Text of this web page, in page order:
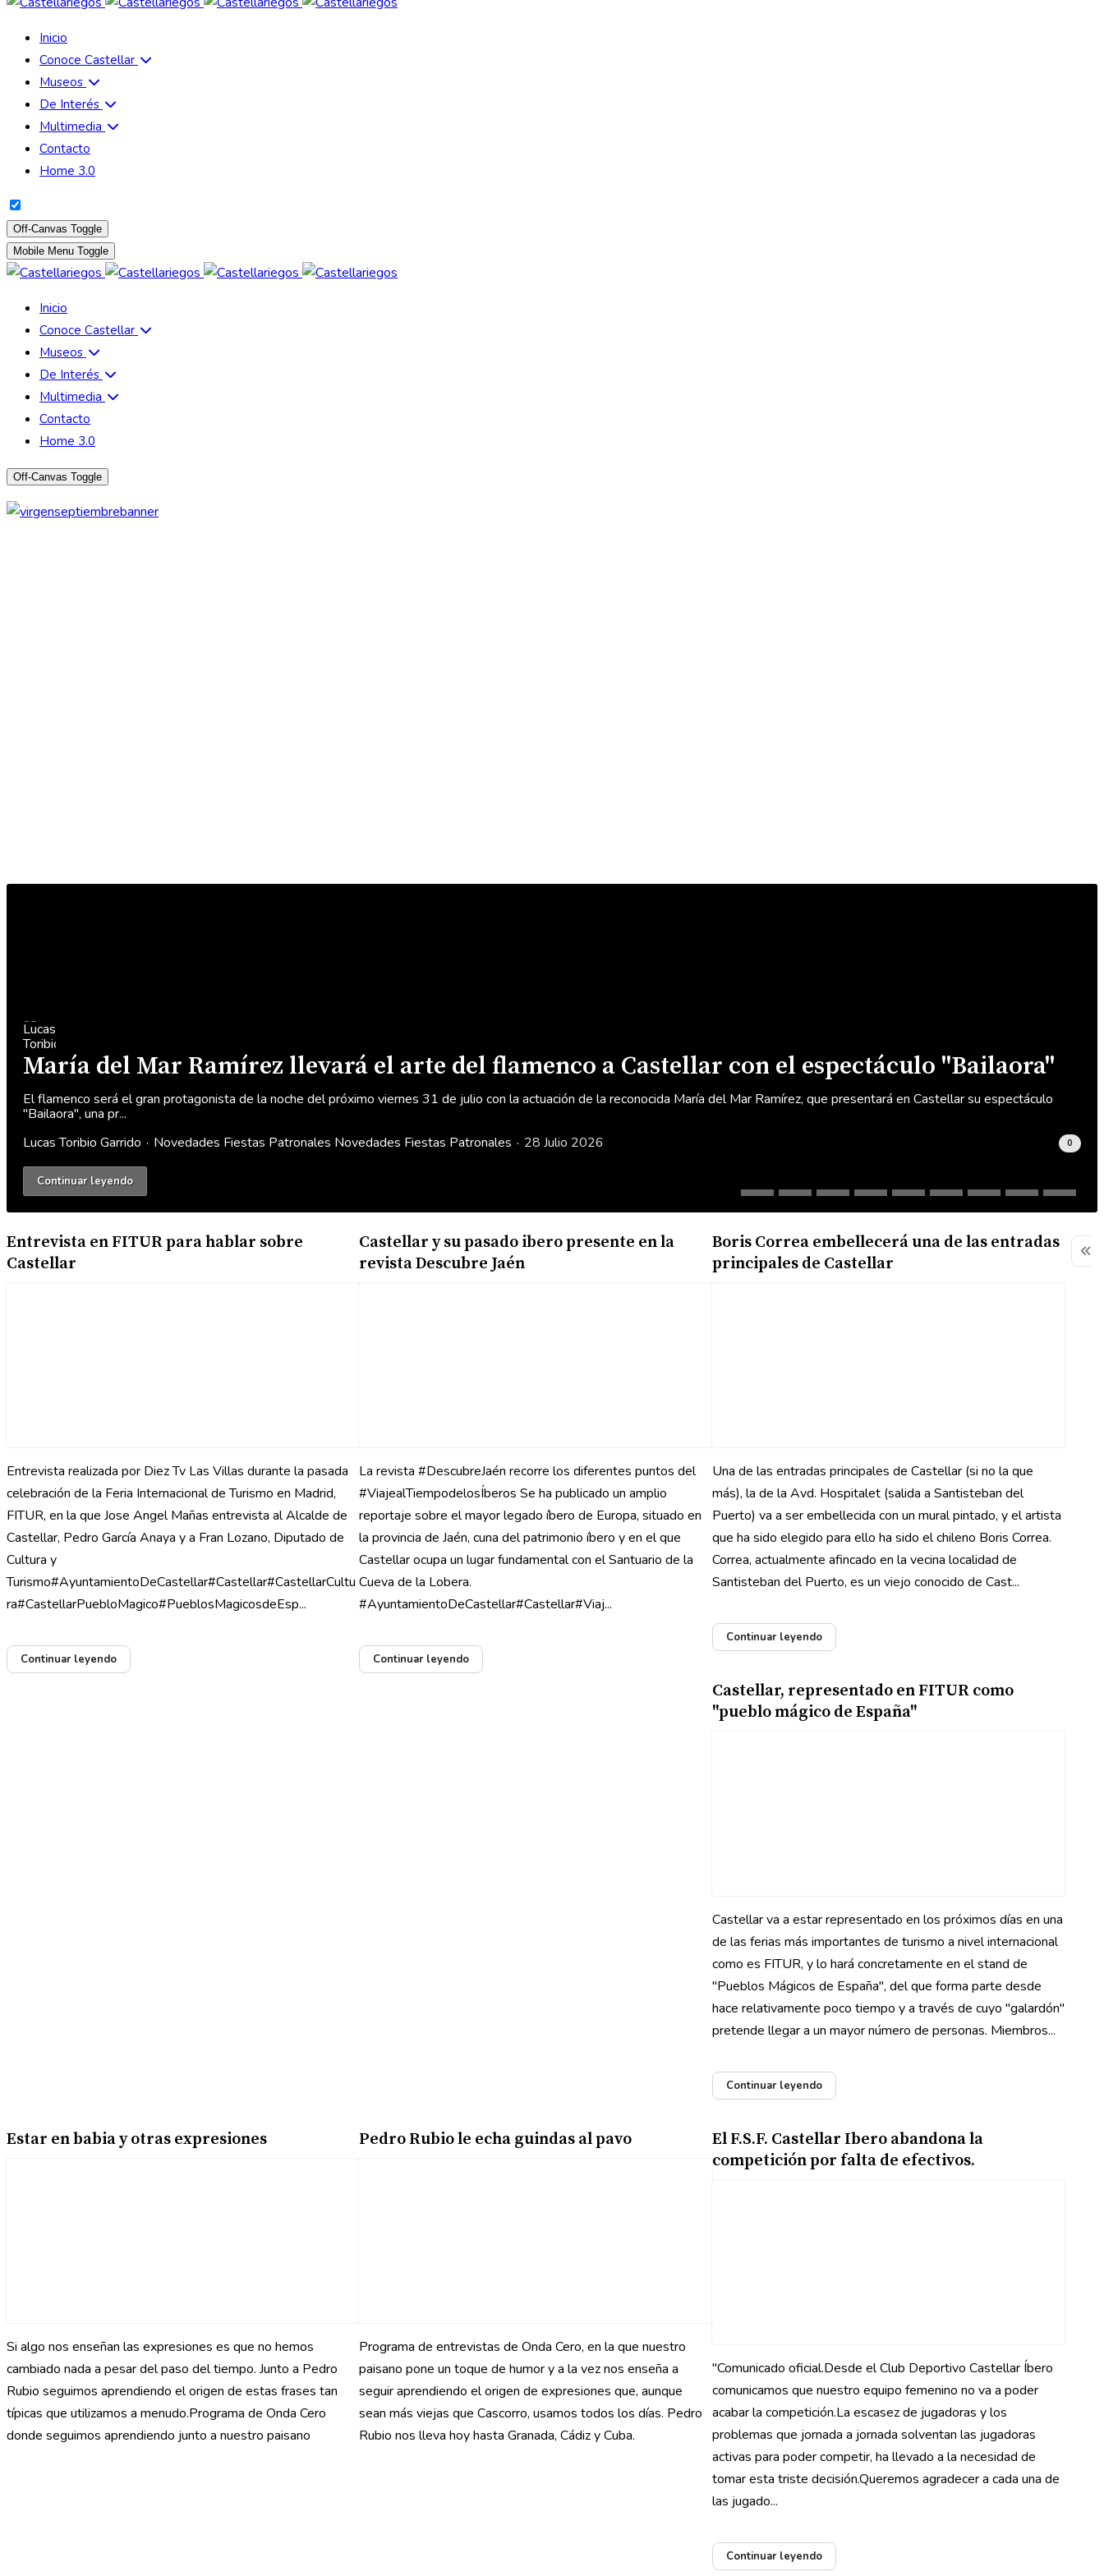
Inicio
Conoce Castellar
Museos
De Interés
Multimedia
Contacto
Home 3.0
Off-Canvas Toggle
Mobile Menu Toggle
Inicio
Conoce Castellar
Museos
De Interés
Multimedia
Contacto
Home 3.0
Off-Canvas Toggle
María del Mar Ramírez llevará el arte del flamenco a Castellar con el espectáculo "Bailaora"
El flamenco será el gran protagonista de la noche del próximo viernes 31 de julio con la actuación de la reconocida María del Mar Ramírez, que presentará en Castellar su espectáculo
"Bailaora", una pr...
Lucas Toribio Garrido
Novedades Fiestas Patronales Novedades Fiestas Patronales 28 Julio 2026 0
Continuar leyendo
Entrevista en FITUR para hablar sobre
Castellar
Entrevista realizada por Diez Tv Las Villas durante la pasada
celebración de la Feria Internacional de Turismo en Madrid,
FITUR, en la que Jose Angel Mañas entrevista al Alcalde de
Castellar, Pedro García Anaya y a Fran Lozano, Diputado de
Cultura y
Turismo#AyuntamientoDeCastellar#Castellar#CastellarCultu
ra#CastellarPuebloMagico#PueblosMagicosdeEsp...
Continuar leyendo
Castellar y su pasado ibero presente en la
revista Descubre Jaén
La revista #DescubreJaén recorre los diferentes puntos del
#ViajealTiempodelosÍberos Se ha publicado un amplio
reportaje sobre el mayor legado íbero de Europa, situado en
la provincia de Jaén, cuna del patrimonio íbero y en el que
Castellar ocupa un lugar fundamental con el Santuario de la
Cueva de la Lobera.
#AyuntamientoDeCastellar#Castellar#Viaj...
Continuar leyendo
Boris Correa embellecerá una de las entradas
principales de Castellar
Una de las entradas principales de Castellar (si no la que
más), la de la Avd. Hospitalet (salida a Santisteban del
Puerto) va a ser embellecida con un mural pintado, y el artista
que ha sido elegido para ello ha sido el chileno Boris Correa.
Correa, actualmente afincado en la vecina localidad de
Santisteban del Puerto, es un viejo conocido de Cast...
Continuar leyendo
Castellar, representado en FITUR como
"pueblo mágico de España"
Castellar va a estar representado en los próximos días en una
de las ferias más importantes de turismo a nivel internacional
como es FITUR, y lo hará concretamente en el stand de
"Pueblos Mágicos de España", del que forma parte desde
hace relativamente poco tiempo y a través de cuyo "galardón"
pretende llegar a un mayor número de personas. Miembros...
Continuar leyendo
Estar en babia y otras expresiones
Si algo nos enseñan las expresiones es que no hemos
cambiado nada a pesar del paso del tiempo. Junto a Pedro
Rubio seguimos aprendiendo el origen de estas frases tan
típicas que utilizamos a menudo.Programa de Onda Cero
donde seguimos aprendiendo junto a nuestro paisano
Pedro Rubio le echa guindas al pavo
Programa de entrevistas de Onda Cero, en la que nuestro
paisano pone un toque de humor y a la vez nos enseña a
seguir aprendiendo el origen de expresiones que, aunque
sean más viejas que Cascorro, usamos todos los días. Pedro
Rubio nos lleva hoy hasta Granada, Cádiz y Cuba.
El F.S.F. Castellar Ibero abandona la
competición por falta de efectivos.
"Comunicado oficial.Desde el Club Deportivo Castellar Íbero
comunicamos que nuestro equipo femenino no va a poder
acabar la competición.La escasez de jugadoras y los
problemas que jornada a jornada solventan las jugadoras
activas para poder competir, ha llevado a la necesidad de
tomar esta triste decisión.Queremos agradecer a cada una de
las jugado...
Continuar leyendo